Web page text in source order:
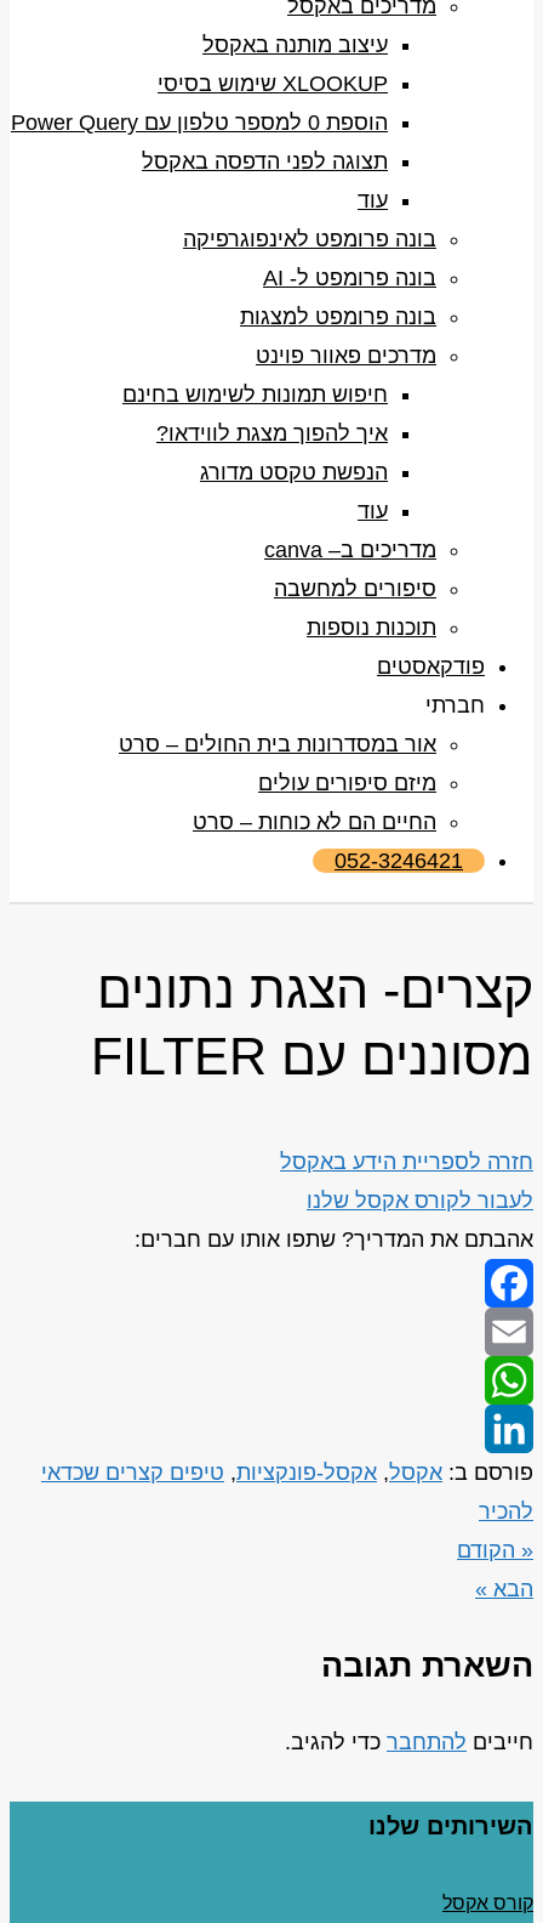
מדריכים באקסל
עיצוב מותנה באקסל
XLOOKUP שימוש בסיסי
הוספת 0 למספר טלפון עם Power Query
תצוגה לפני הדפסה באקסל
עוד
בונה פרומפט לאינפוגרפיקה
בונה פרומפט ל- AI
בונה פרומפט למצגות
מדרכים פאוור פוינט
חיפוש תמונות לשימוש בחינם
איך להפוך מצגת לווידאו?
הנפשת טקסט מדורג
עוד
מדריכים ב– canva
סיפורים למחשבה
תוכנות נוספות
פודקאסטים
חברתי
אור במסדרונות בית החולים – סרט
מיזם סיפורים עולים
החיים הם לא כוחות – סרט
052-3246421
קצרים- הצגת נתונים
מסוננים עם FILTER
חזרה לספריית הידע באקסל
לעבור לקורס אקסל שלנו
אהבתם את המדריך? שתפו אותו עם חברים:
Facebook
Email
WhatsApp
LinkedIn
פורסם ב: אקסל, אקסל-פונקציות, טיפים קצרים שכדאי
להכיר
« הקודם
הבא »
השארת תגובה
חייבים להתחבר כדי להגיב.
השירותים שלנו
קורס אקסל